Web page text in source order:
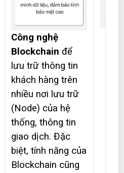
Công nghệ
Blockchain để
lưu trữ thông tin
khách hàng trên
nhiều nơi lưu trữ
(Node) của hệ
thống, thông tin
giao dịch. Đặc
biệt, tính năng của
Blockchain cũng